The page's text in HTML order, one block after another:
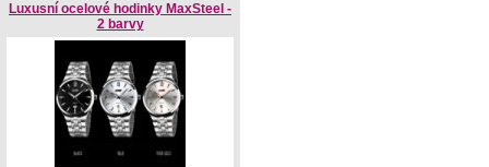
Luxusní ocelové hodinky MaxSteel -
2 barvy